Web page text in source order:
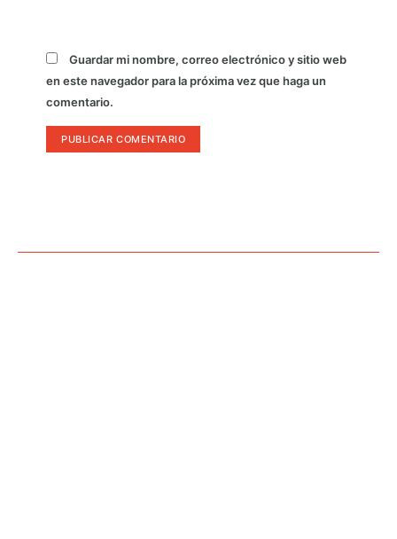
Guardar mi nombre, correo electrónico y sitio web
en este navegador para la próxima vez que haga un
comentario.